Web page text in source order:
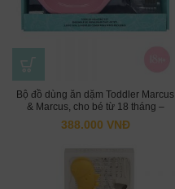
Bộ đồ dùng ăn dặm Toddler Marcus
& Marcus, cho bé từ 18 tháng –
Pokey
388.000 VNĐ